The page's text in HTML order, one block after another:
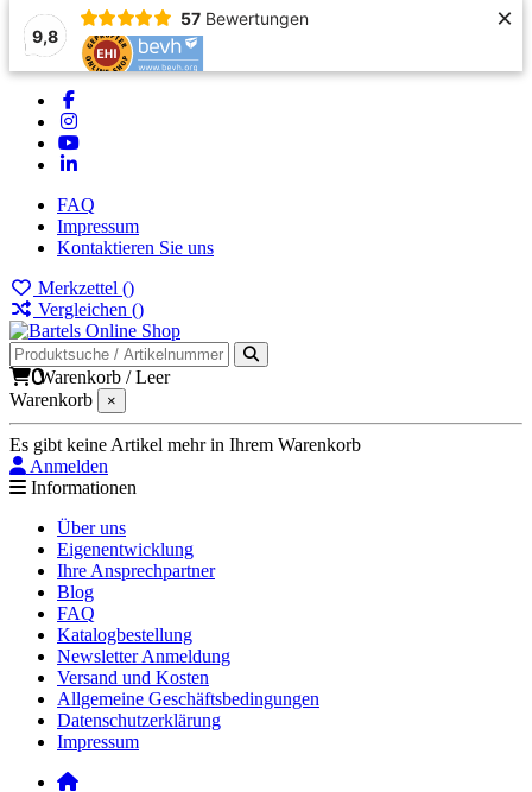
9,8
57 Bewertungen ×
FAQ
Impressum
Kontaktieren Sie uns
Merkzettel ()
Vergleichen ()
0Warenkorb /Leer
Warenkorb
×
Es gibt keine Artikel mehr in Ihrem Warenkorb
Anmelden
Informationen
Über uns
Eigenentwicklung
Ihre Ansprechpartner
Blog
FAQ
Katalogbestellung
Newsletter Anmeldung
Versand und Kosten
Allgemeine Geschäftsbedingungen
Datenschutzerklärung
Impressum